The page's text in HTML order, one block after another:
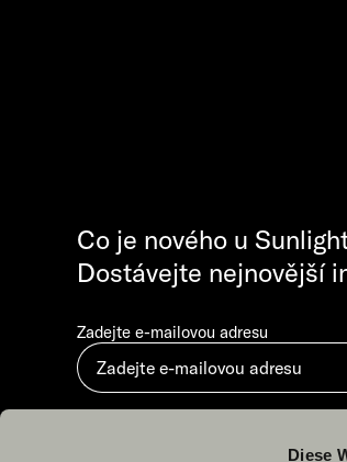
Diese
Co je nového u
Dostávejte nejnovější
Zadejte e-mailovou adresu
Odesláním vyjadřujete souhlas s